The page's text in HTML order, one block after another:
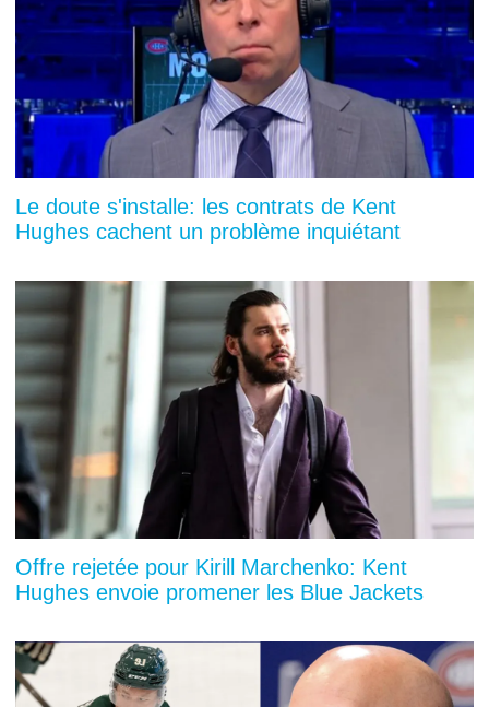
Le doute s'installe: les contrats de Kent
Hughes cachent un problème inquiétant
Offre rejetée pour Kirill Marchenko: Kent
Hughes envoie promener les Blue Jackets